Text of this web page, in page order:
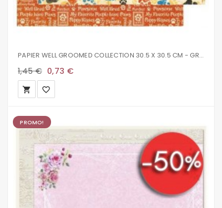
PAPIER WELL GROOMED COLLECTION 30.5 X 30.5 CM - GRAPHIC 45 PAWSONE
1,45 € 0,73 €
local_grocery_store favorite_border
PROMO!